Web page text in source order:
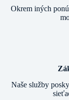
Okrem iných
Naše služby